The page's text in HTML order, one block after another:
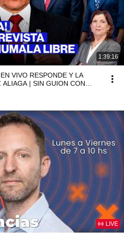
1:39:16
VIVO RESPONDE Y LA
ALIAGA | SIN GUION CON
LIVE